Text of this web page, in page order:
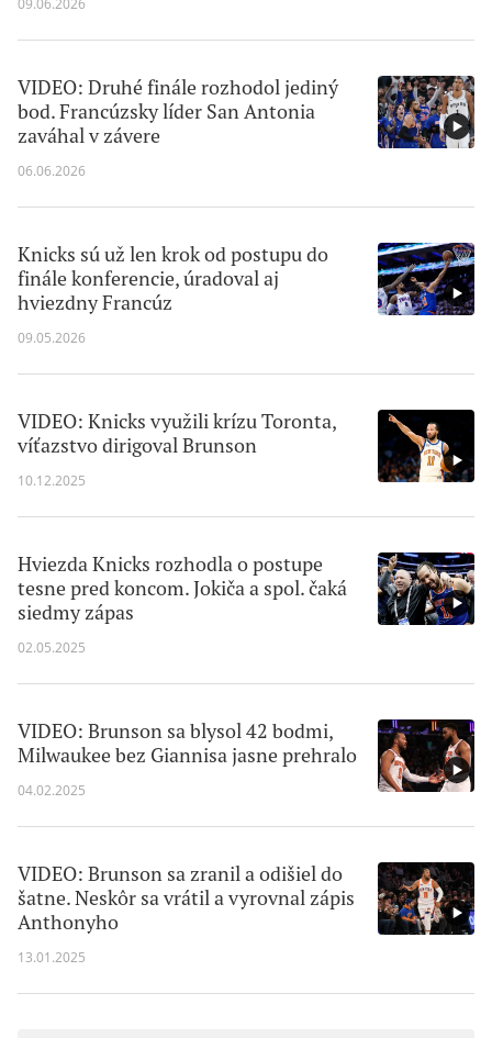
09.06.2026
VIDEO: Druhé finále rozhodol jediný
bod. Francúzsky líder San Antonia
zaváhal v závere
06.06.2026
Knicks sú už len krok od postupu do
finále konferencie, úradoval aj
hviezdny Francúz
09.05.2026
VIDEO: Knicks využili krízu Toronta,
víťazstvo dirigoval Brunson
10.12.2025
Hviezda Knicks rozhodla o postupe
tesne pred koncom. Jokiča a spol. čaká
siedmy zápas
02.05.2025
VIDEO: Brunson sa blysol 42 bodmi,
Milwaukee bez Giannisa jasne prehralo
04.02.2025
VIDEO: Brunson sa zranil a odišiel do
šatne. Neskôr sa vrátil a vyrovnal zápis
Anthonyho
13.01.2025